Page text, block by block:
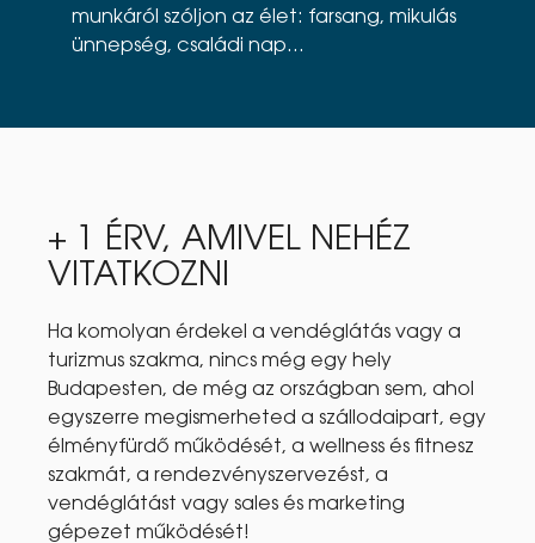
munkáról szóljon az élet: farsang, mikulás
ünnepség, családi nap...
+ 1 ÉRV, AMIVEL NEHÉZ
VITATKOZNI
Ha komolyan érdekel a vendéglátás vagy a
turizmus szakma, nincs még egy hely
Budapesten, de még az országban sem, ahol
egyszerre megismerheted a szállodaipart, egy
élményfürdő működését, a wellness és fitnesz
szakmát, a rendezvényszervezést, a
vendéglátást vagy sales és marketing
gépezet működését!